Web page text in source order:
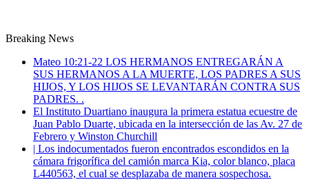
Breaking News
Mateo 10:21-22 LOS HERMANOS ENTREGARÁN A
SUS HERMANOS A LA MUERTE, LOS PADRES A SUS
HIJOS, Y LOS HIJOS SE LEVANTARÁN CONTRA SUS
PADRES. .
El Instituto Duartiano inaugura la primera estatua ecuestre de
Juan Pablo Duarte, ubicada en la intersección de las Av. 27 de
Febrero y Winston Churchill
| Los indocumentados fueron encontrados escondidos en la
cámara frigorífica del camión marca Kia, color blanco, placa
L440563, el cual se desplazaba de manera sospechosa.